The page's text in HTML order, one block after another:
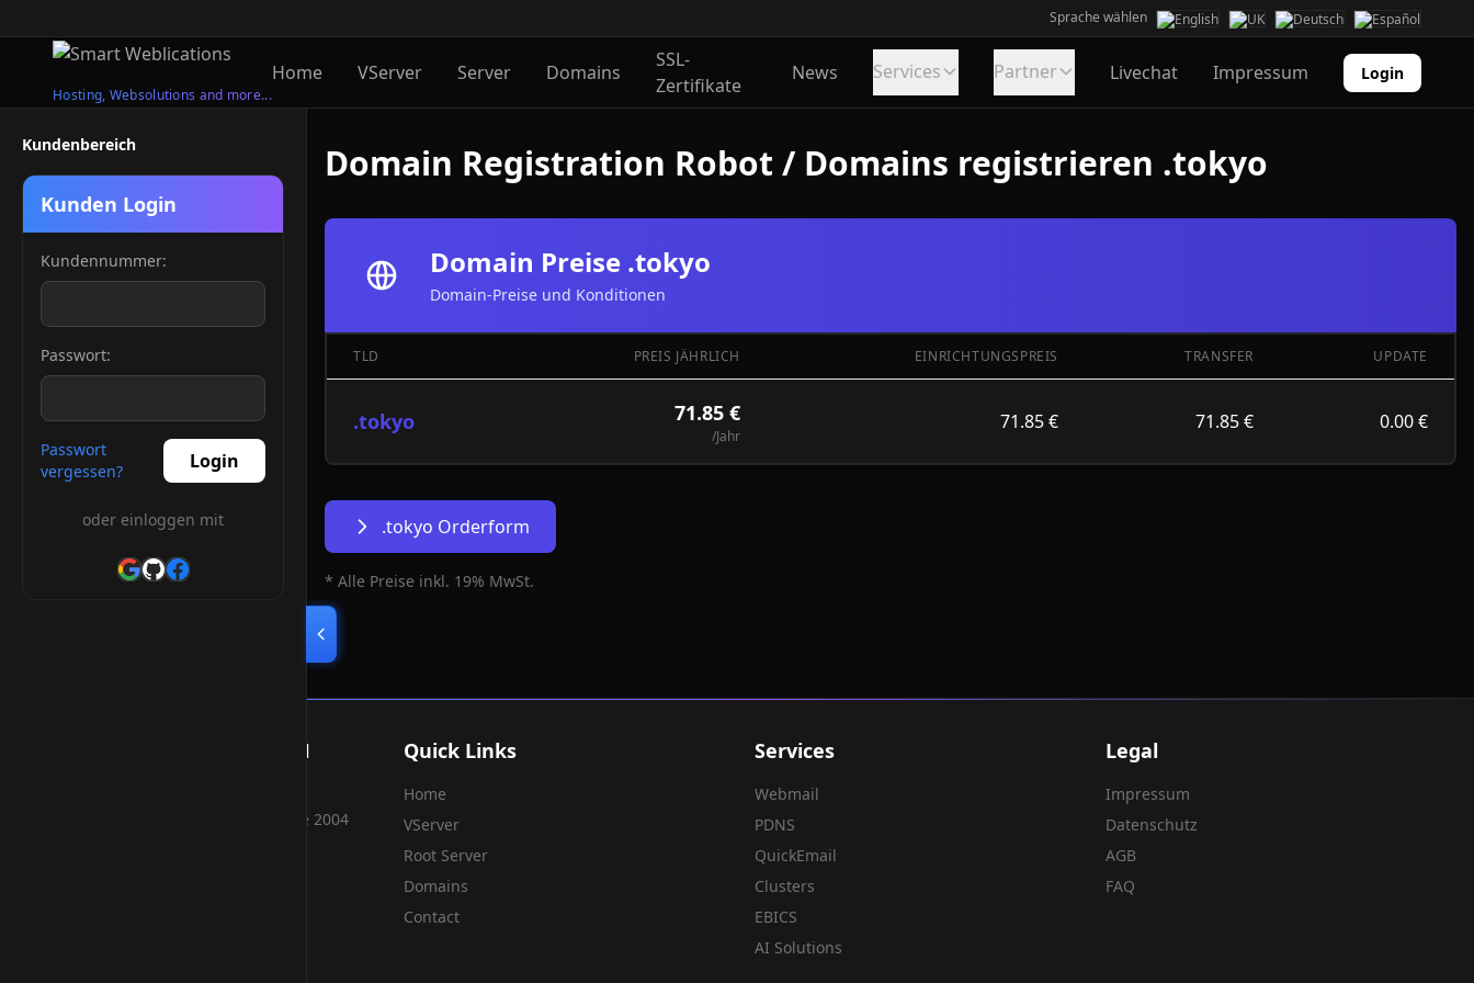
Sprache wählen
Hosting, Websolutions and more...
Home VServer Server Domains
SSL-
Zertifikate
News Services Partner Livechat Impressum Login
Kundenbereich
Kunden Login
Kundennummer:
Passwort:
Passwort
vergessen?
Login
oder einloggen mit
Domain Registration Robot / Domains registrieren .tokyo
Domain Preise .tokyo
Domain-Preise und Konditionen
TLD PREIS JÄHRLICH EINRICHTUNGSPREIS TRANSFER UPDATE
.tokyo 71.85 €
/Jahr
71.85 € 71.85 € 0.00 €
.tokyo Orderform
* Alle Preise inkl. 19% MwSt.
Smart Weblications GmbH
Professional hosting services since 2004
Quick Links
Home
VServer
Root Server
Domains
Contact
Services
Webmail
PDNS
QuickEmail
Clusters
EBICS
AI Solutions
Legal
Impressum
Datenschutz
AGB
FAQ